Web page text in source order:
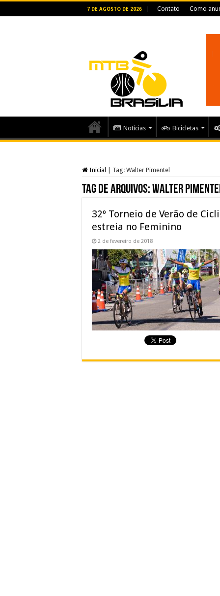
7 DE AGOSTO DE 2026 Contato Como
Notícias Bicicletas
Inicial Tag: Walter Pimentel
Tag de arquivos:Walter
32º Torneio de Verão de
estreia no Feminino
2 de fevereiro de 2018